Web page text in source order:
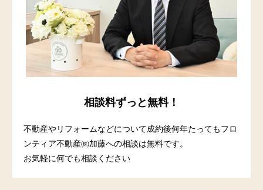
相談料ずっと無料！
不動産やリフォームなどについて成約後何年たってもフロ
ンティア不動産㈱加藤への相談は無料です。
お気軽に何でも相談ください